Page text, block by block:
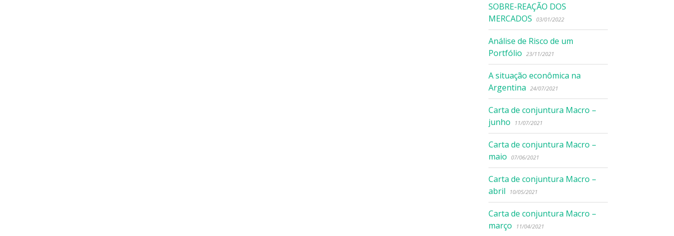
SOBRE-REAÇÃO DOS
MERCADOS
03/01/2022
Análise de Risco de um
Portfólio
23/11/2021
A situação econômica na
Argentina
24/07/2021
Carta de conjuntura Macro –
junho
11/07/2021
Carta de conjuntura Macro –
maio
07/06/2021
Carta de conjuntura Macro –
abril
10/05/2021
Carta de conjuntura Macro –
março
11/04/2021